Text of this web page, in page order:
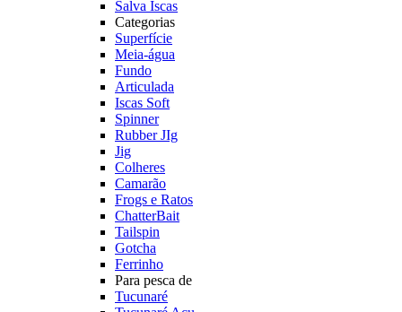
Salva Iscas
Categorias
Superfície
Meia-água
Fundo
Articulada
Iscas Soft
Spinner
Rubber JIg
Jig
Colheres
Camarão
Frogs e Ratos
ChatterBait
Tailspin
Gotcha
Ferrinho
Para pesca de
Tucunaré